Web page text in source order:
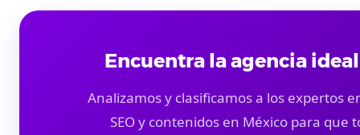
Encuentra la agencia
Analizamos y clasificamos a los expertos
SEO y contenidos en México para que